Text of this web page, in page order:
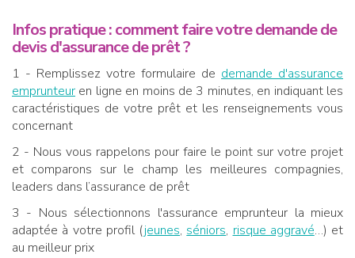
Infos pratique : comment faire votre demande de
devis d'assurance de prêt ?
1 - Remplissez votre formulaire de demande d'assurance
emprunteur en ligne en moins de 3 minutes, en indiquant les
caractéristiques de votre prêt et les renseignements vous
concernant
2 - Nous vous rappelons pour faire le point sur votre projet
et comparons sur le champ les meilleures compagnies,
leaders dans l’assurance de prêt
3 - Nous sélectionnons l'assurance emprunteur la mieux
adaptée à votre profil (jeunes,séniors,risque aggravé…) et
au meilleur prix